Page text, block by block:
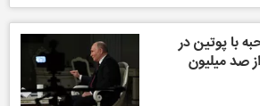
با پوتین در
صد میلیون